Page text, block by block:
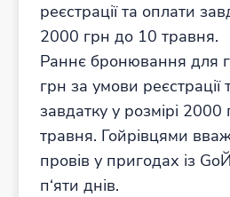
реєстрації та оплати
2000 грн до 10 травня.
Раннє бронювання для
грн за умови реєстрації
завдатку у розмірі
травня. Гойрівцями
провів у пригодах із
п‘яти днів.